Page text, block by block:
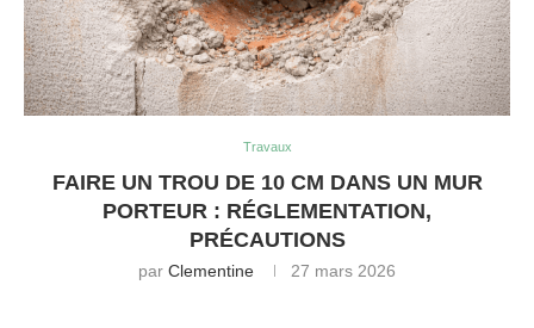
Travaux
FAIRE UN TROU DE 10 CM DANS UN MUR
PORTEUR : RÉGLEMENTATION,
PRÉCAUTIONS
par Clementine 27 mars 2026